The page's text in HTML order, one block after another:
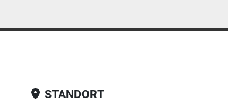
STANDORT